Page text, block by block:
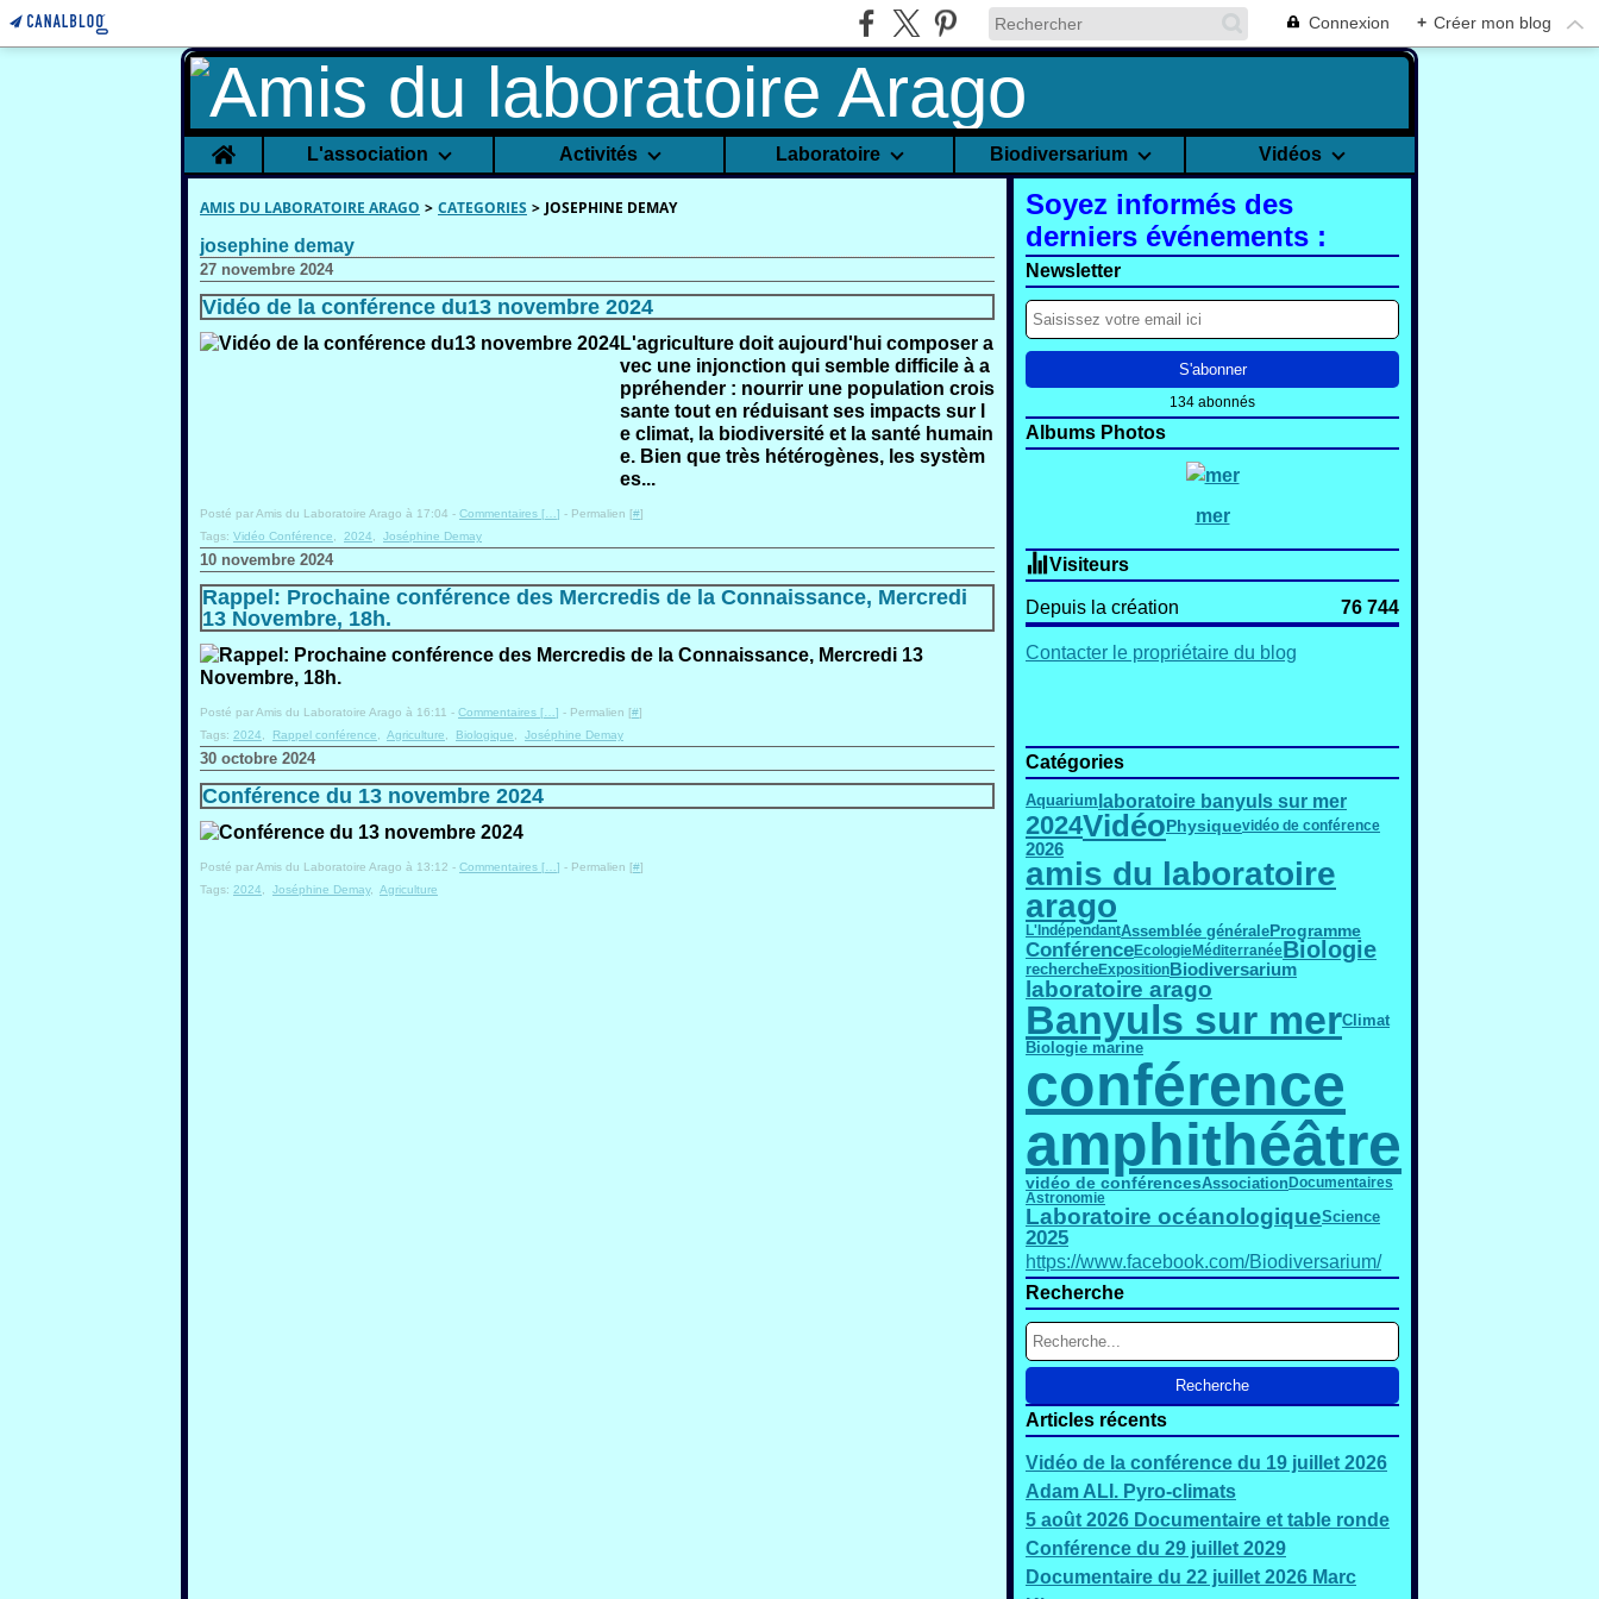
Connexion + Créer mon blog
Home L'association Activités Laboratoire Biodiversarium Vidéos
AMIS DU LABORATOIRE ARAGO > CATEGORIES > JOSEPHINE DEMAY
josephine demay
27 novembre 2024
Vidéo de la conférence du13 novembre 2024
L'agriculture doit aujourd'hui composer a
vec une injonction qui semble difficile à a
ppréhender : nourrir une population crois
sante tout en réduisant ses impacts sur l
e climat, la biodiversité et la santé humain
e. Bien que très hétérogènes, les systèm
es...
Posté par Amis du Laboratoire Arago à 17:04 - Commentaires [ ] - Permalien [#]
Tags: Vidéo Conférence 2024 Joséphine Demay
10 novembre 2024
Rappel: Prochaine conférence des Mercredis de la Connaissance, Mercredi
13 Novembre, 18h.
Posté par Amis du Laboratoire Arago à 16:11 - Commentaires [ ] - Permalien [#]
Tags: 2024 Rappel conférence Agriculture Biologique Joséphine Demay
30 octobre 2024
Conférence du 13 novembre 2024
Posté par Amis du Laboratoire Arago à 13:12 - Commentaires [ ] - Permalien [#]
Tags: 2024 Joséphine Demay, Agriculture
Soyez informés des
derniers événements :
Newsletter
134 abonnés
Albums Photos
mer
Visiteurs
Depuis la création 76 744
Contacter le propriétaire du blog
Catégories
Aquariumlaboratoire banyuls sur mer
2024VidéoPhysiquevidéo de conférence
2026
amis du laboratoire
arago
L'IndépendantAssemblée généraleProgramme
ConférenceEcologieMéditerranéeBiologie
rechercheExposition Biodiversarium
laboratoire arago
Banyuls sur merClimat
Biologie marine
conférence
amphithéâtre
vidéo de conférencesAssociation Documentaires
Astronomie
Laboratoire océanologiqueScience
2025
https://www.facebook.com/Biodiversarium/
Recherche
Articles récents
Vidéo de la conférence du 19 juillet 2026
Adam ALI. Pyro-climats
5 août 2026 Documentaire et table ronde
Conférence du 29 juillet 2029
Documentaire du 22 juillet 2026 Marc